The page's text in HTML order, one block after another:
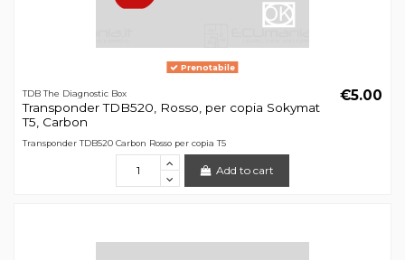
Prenotabile
TDB The Diagnostic Box
Transponder TDB520, Rosso, per copia Sokymat
T5, Carbon
€5.00
Transponder TDB520 Carbon Rosso per copia T5
Add to cart